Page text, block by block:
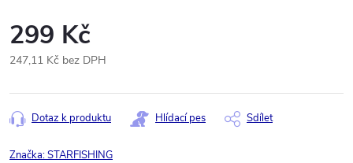
299 Kč
247,11 Kč bez DPH
cena:
Dotaz k produktu Hlídací pes Sdílet
Značka:STARFISHING